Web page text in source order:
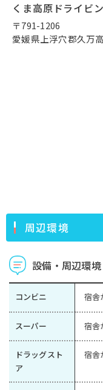
くま高原ドライビ
〒791-1206
愛媛県上浮穴郡久万
周辺環境
設備・周辺環境
コンビニ 宿舎
スーパー 宿舎
ドラッグスト
ア
宿舎